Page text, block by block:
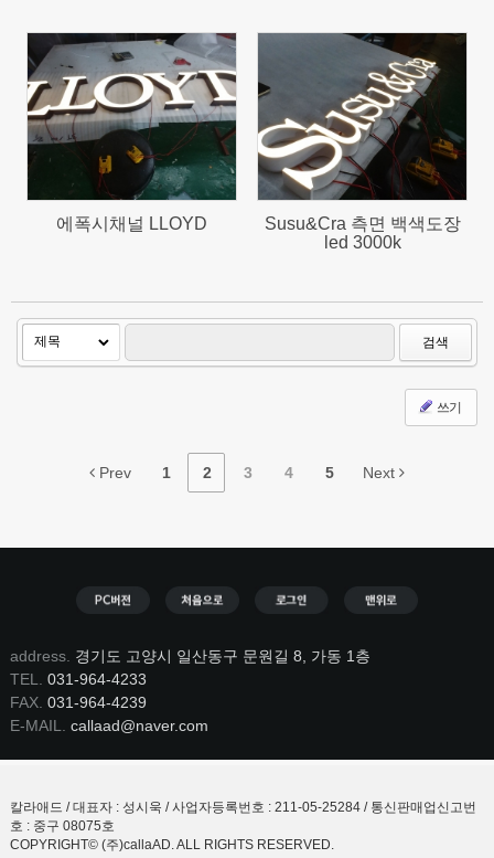
650
에폭시채널 LLOYD
Susu&Cra 측면 백색도장
led 3000k
검색
쓰기
Prev 1 2 3 4 5 Next
address. 경기도 고양시 일산동구 문원길 8, 가동 1층
TEL.
031-964-4233
FAX. 031-964-4239
E-MAIL.
callaad@naver.com
칼라애드 / 대표자 : 성시욱 / 사업자등록번호 : 211-05-25284 / 통신판매업신고번
호 : 중구 08075호
COPYRIGHT© (주)callaAD. ALL RIGHTS RESERVED.